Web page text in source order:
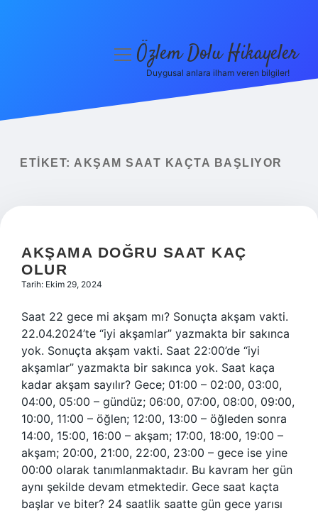
Yasal Uyarı
menüyüÖzlem Dolu Hikayeler
Duygusal anlara ilham veren bilgiler!
ETIKET: AKŞAM SAAT KAÇTA BAŞLIYOR
AKŞAMA DOĞRU SAAT KAÇ
OLUR
Tarih: Ekim 29, 2024
Saat 22 gece mi akşam mı? Sonuçta akşam vakti.
22.04.2024’te “iyi akşamlar” yazmakta bir sakınca
yok. Sonuçta akşam vakti. Saat 22:00’de “iyi
akşamlar” yazmakta bir sakınca yok. Saat kaça
kadar akşam sayılır? Gece; 01:00 – 02:00, 03:00,
04:00, 05:00 – gündüz; 06:00, 07:00, 08:00, 09:00,
10:00, 11:00 – öğlen; 12:00, 13:00 – öğleden sonra
14:00, 15:00, 16:00 – akşam; 17:00, 18:00, 19:00 –
akşam; 20:00, 21:00, 22:00, 23:00 – gece ise yine
00:00 olarak tanımlanmaktadır. Bu kavram her gün
aynı şekilde devam etmektedir. Gece saat kaçta
başlar ve biter? 24 saatlik saatte gün gece yarısı